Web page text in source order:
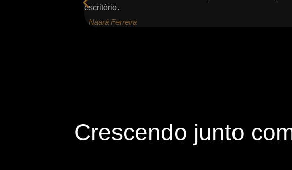
escritório.
- Naará Ferreira
Crescendo junto